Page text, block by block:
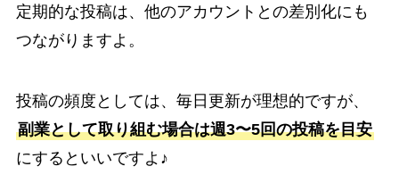
定期的な投稿は、他のアカウントとの差別化にも
つながりますよ。
投稿の頻度としては、毎日更新が理想的ですが、
副業として取り組む場合は週3〜5回の投稿を目安
にするといいですよ♪